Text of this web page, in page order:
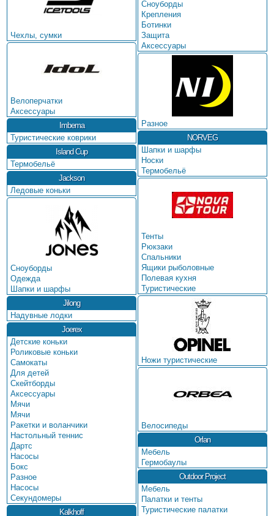
Чехлы, сумки
Велоперчатки
Аксессуары
Imbema
Туристические коврики
Island Cup
Термобельё
Jackson
Ледовые коньки
Сноуборды
Одежда
Шапки и шарфы
Jilong
Надувные лодки
Joerex
Детские коньки
Роликовые коньки
Самокаты
Для детей
Скейтборды
Аксессуары
Мячи
Мячи
Ракетки и воланчики
Настольный теннис
Дартс
Насосы
Бокс
Разное
Насосы
Секундомеры
Kalkhoff
Сноуборды
Крепления
Ботинки
Защита
Аксессуары
Разное
NORVEG
Шапки и шарфы
Носки
Термобельё
Тенты
Рюкзаки
Спальники
Ящики рыболовные
Полевая кухня
Туристические
Ножи туристические
Велосипеды
Orlan
Мебель
Гермобаулы
Outdoor Project
Мебель
Палатки и тенты
Туристические палатки